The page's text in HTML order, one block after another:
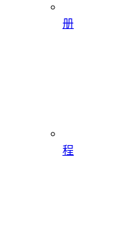
册
程